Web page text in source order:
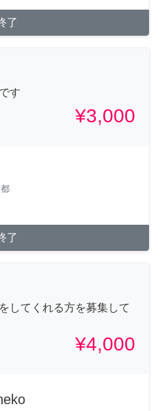
了
す
¥3,000
了
してくれる方を募集して
¥4,000